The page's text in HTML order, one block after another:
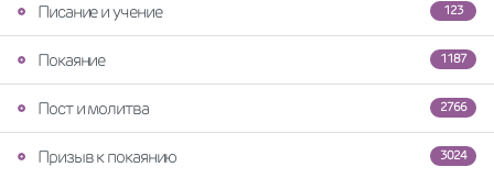
123
Писание и учение
1187
Покаяние
2766
Пост и молитва
3024
Призыв к покаянию